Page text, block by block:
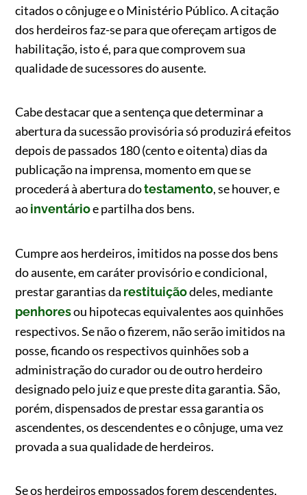
citados o cônjuge e o Ministério Público. A citação
dos herdeiros faz-se para que ofereçam artigos de
habilitação, isto é, para que comprovem sua
qualidade de sucessores do ausente.
Cabe destacar que a sentença que determinar a
abertura da sucessão provisória só produzirá efeitos
depois de passados 180 (cento e oitenta) dias da
publicação na imprensa, momento em que se
procederá à abertura dotestamento, se houver, e
aoinventárioe partilha dos bens.
Cumpre aos herdeiros, imitidos na posse dos bens
do ausente, em caráter provisório e condicional,
prestar garantias da restituiçãodeles, mediante
penhoresou hipotecas equivalentes aos quinhões
respectivos. Se não o fizerem, não serão imitidos na
posse, ficando os respectivos quinhões sob a
administração do curador ou de outro herdeiro
designado pelo juiz e que preste dita garantia. São,
porém, dispensados de prestar essa garantia os
ascendentes, os descendentes e o cônjuge, uma vez
provada a sua qualidade de herdeiros.
Se os herdeiros empossados forem descendentes,